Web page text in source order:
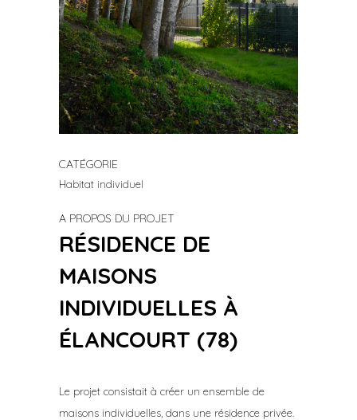
CATÉGORIE
Habitat individuel
A PROPOS DU PROJET
RÉSIDENCE DE
MAISONS
INDIVIDUELLES À
ÉLANCOURT (78)
Le projet consistait à créer un ensemble de
maisons individuelles, dans une résidence privée.